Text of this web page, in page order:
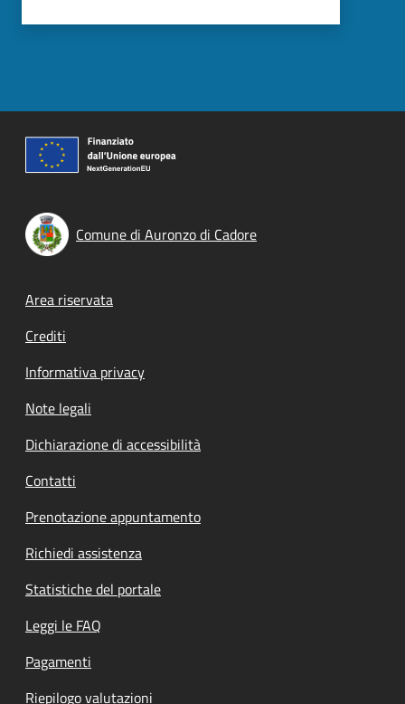
Comune di Auronzo di Cadore
Footer menu
Area riservata
Crediti
Informativa privacy
Note legali
Dichiarazione di accessibilità
Contatti
Prenotazione appuntamento
Richiedi assistenza
Statistiche del portale
Leggi le FAQ
Pagamenti
Riepilogo valutazioni